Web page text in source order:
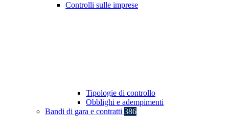
Controlli sulle imprese
Tipologie di controllo
Obblighi e adempimenti
Bandi di gara e contratti 386